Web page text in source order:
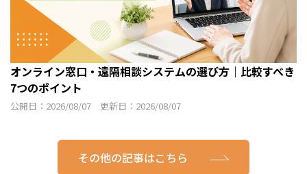
オンライン窓口・遠隔相談システムの選び方｜比較すべき
7つのポイント
公開日：2026/08/07 更新日：2026/08/07
その他の記事はこちら